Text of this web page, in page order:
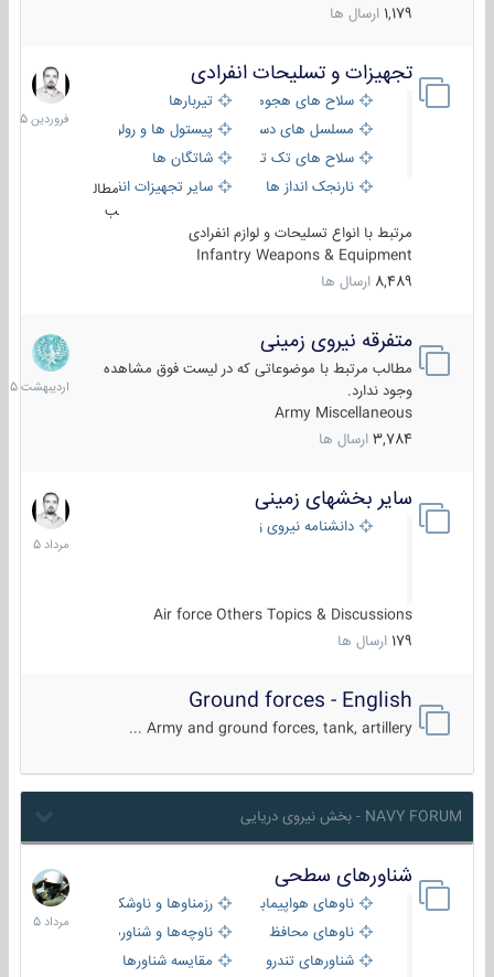
1,179 ارسال ها
تجهیزات و تسلیحات انفرادی
سلاح های هجومی
تیربارها
مسلسل های دستی
پیستول ها و رولورها
سلاح های تک تیر اندازیشاتگان ها
نارنجک انداز ها
سایر تجهیزات انفرادی
مطال
ب
مرتبط با انواع تسلیحات و لوازم انفرادی
Infantry Weapons & Equipment
8,489 ارسال ها
17
فروردین
1405
متفرقه نیروی زمینی
مطالب مرتبط با موضوعاتی که در لیست فوق مشاهده
وجود ندارد.
Army Miscellaneous
3,784 ارسال ها
27
1405
سایر بخشهای زمینی
دانشنامه نیروی زمینی
Air force Others Topics & Discussions
179 ارسال ها
9
مرداد
1405
Ground forces - English
Army and ground forces, tank, artillery ...
NAVY FORUM - بخش نیروی دریایی
شناورهای سطحی
ناوهای هواپیمابر و بالگرد بررزمناوها و ناوشکن‌ها
ناوهای محافظ
ناوچه‌ها و شناورهای گشتی
شناورهای تندرو
مقایسه شناورها
2
مرداد
1405